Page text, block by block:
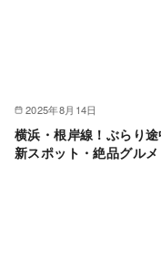
2025年8月14日
横浜・根岸線！ぶらり
新スポット・絶品グル